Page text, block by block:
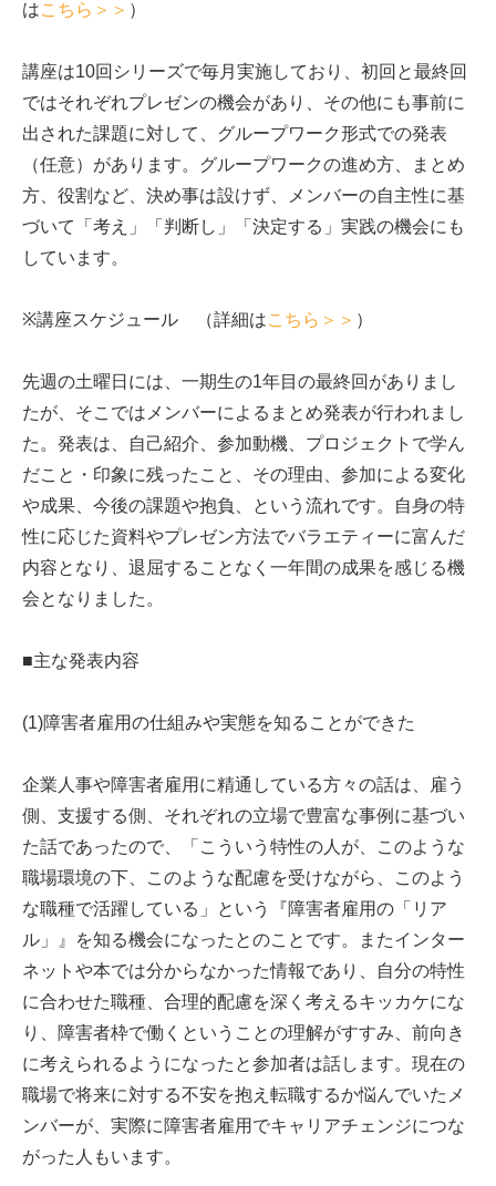
はこちら＞＞ ）
講座は10回シリーズで毎月実施しており、初回と最終回
ではそれぞれプレゼンの機会があり、その他にも事前に
出された課題に対して、グループワーク形式での発表
（任意）があります。グループワークの進め方、まとめ
方、役割など、決め事は設けず、メンバーの自主性に基
づいて「考え」「判断し」「決定する」実践の機会にも
しています。
※講座スケジュール （詳細はこちら＞＞ ）
先週の土曜日には、一期生の1年目の最終回がありまし
たが、そこではメンバーによるまとめ発表が行われまし
た。発表は、自己紹介、参加動機、プロジェクトで学ん
だこと・印象に残ったこと、その理由、参加による変化
や成果、今後の課題や抱負、という流れです。自身の特
性に応じた資料やプレゼン方法でバラエティーに富んだ
内容となり、退屈することなく一年間の成果を感じる機
会となりました。
■主な発表内容
(1)障害者雇用の仕組みや実態を知ることができた
企業人事や障害者雇用に精通している方々の話は、雇う
側、支援する側、それぞれの立場で豊富な事例に基づい
た話であったので、「こういう特性の人が、このような
職場環境の下、このような配慮を受けながら、このよう
な職種で活躍している」という『障害者雇用の「リア
ル」』を知る機会になったとのことです。またインター
ネットや本では分からなかった情報であり、自分の特性
に合わせた職種、合理的配慮を深く考えるキッカケにな
り、障害者枠で働くということの理解がすすみ、前向き
に考えられるようになったと参加者は話します。現在の
職場で将来に対する不安を抱え転職するか悩んでいたメ
ンバーが、実際に障害者雇用でキャリアチェンジにつな
がった人もいます。